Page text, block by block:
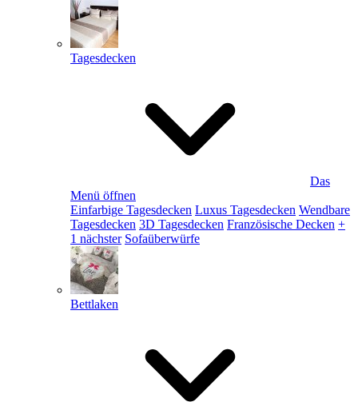
Tagesdecken
Das
Menü öffnen
Einfarbige Tagesdecken Luxus Tagesdecken Wendbare
Tagesdecken 3D Tagesdecken Französische Decken +
1 nächster Sofaüberwürfe
Bettlaken